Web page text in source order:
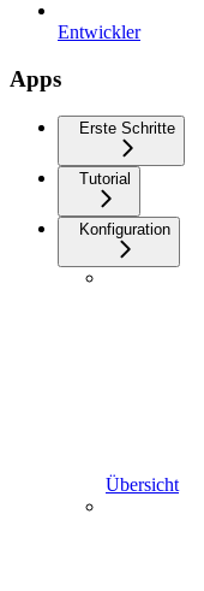
Entwickler
Apps
Erste Schritte
Tutorial
Konfiguration
Übersicht